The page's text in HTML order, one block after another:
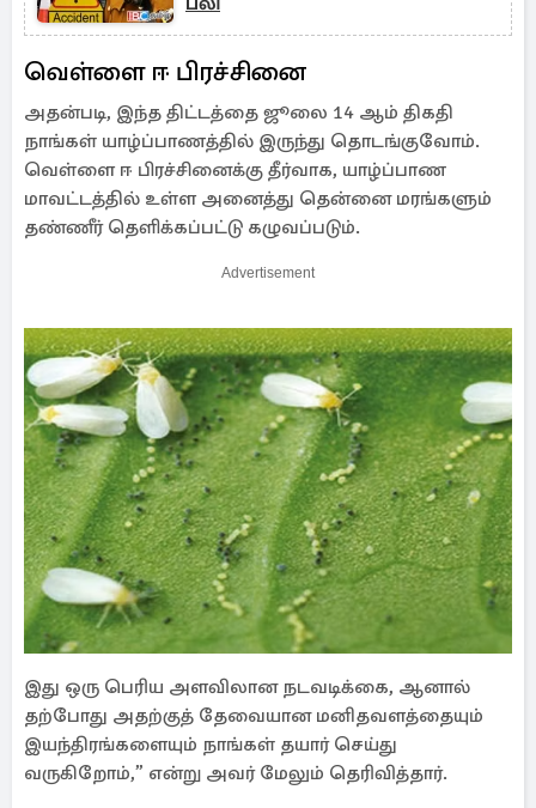
வெள்ளை ஈ பிரச்சினை
அதன்படி, இந்த திட்டத்தை ஜூலை 14 ஆம் திகதி
நாங்கள் யாழ்ப்பாணத்தில் இருந்து தொடங்குவோம்.
வெள்ளை ஈ பிரச்சினைக்கு தீர்வாக, யாழ்ப்பாண
மாவட்டத்தில் உள்ள அனைத்து தென்னை மரங்களும்
தண்ணீர் தெளிக்கப்பட்டு கழுவப்படும்.
Advertisement
இது ஒரு பெரிய அளவிலான நடவடிக்கை, ஆனால்
தற்போது அதற்குத் தேவையான மனிதவளத்தையும்
இயந்திரங்களையும் நாங்கள் தயார் செய்து
வருகிறோம்,” என்று அவர் மேலும் தெரிவித்தார்.